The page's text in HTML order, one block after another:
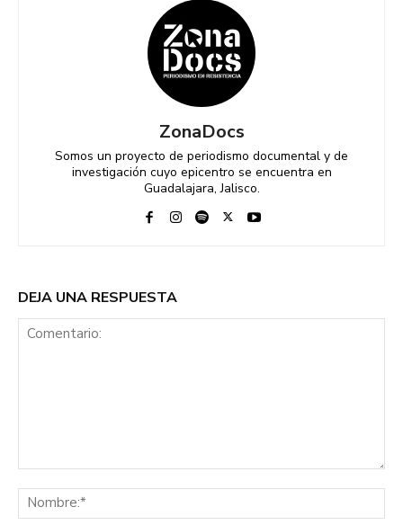
ZonaDocs
Somos un proyecto de periodismo documental y de
investigación cuyo epicentro se encuentra en
Guadalajara, Jalisco.
DEJA UNA RESPUESTA